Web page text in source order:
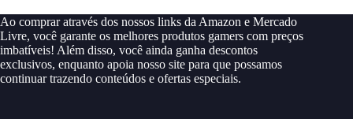
Ao comprar através dos nossos links da Amazon e Mercado
Livre, você garante os melhores produtos gamers com preços
imbatíveis! Além disso, você ainda ganha descontos
exclusivos, enquanto apoia nosso site para que possamos
continuar trazendo conteúdos e ofertas especiais.